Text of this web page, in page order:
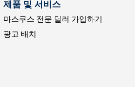
제품 및 서비스
마스쿠스 전문 딜러 가입하기
광고 배치